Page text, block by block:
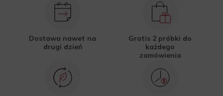
Dostawa nawet na
drugi dzień
Gratis 2 próbki do
każdego
zamówienia